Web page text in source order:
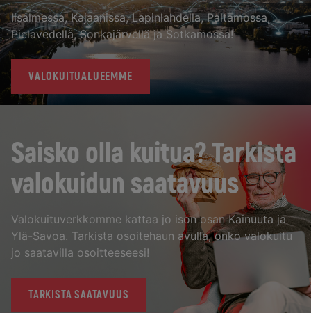
Iisalmessa, Kajaanissa, Lapinlahdella, Paltamossa,
Pielavedellä, Sonkajärvellä ja Sotkamossa!
VALOKUITUALUEEMME
Saisko olla kuitua? Tarkista
valokuidun saatavuus
Valokuituverkkomme kattaa jo ison osan Kainuuta ja
Ylä-Savoa. Tarkista osoitehaun avulla, onko valokuitu
jo saatavilla osoitteeseesi!
TARKISTA SAATAVUUS